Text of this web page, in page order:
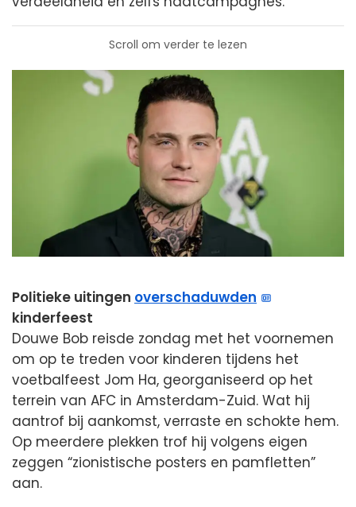
Scroll om verder te lezen
Politieke uitingen overschaduwden
kinderfeest
Douwe Bob reisde zondag met het voornemen
om op te treden voor kinderen tijdens het
voetbalfeest Jom Ha, georganiseerd op het
terrein van AFC in Amsterdam-Zuid. Wat hij
aantrof bij aankomst, verraste en schokte hem.
Op meerdere plekken trof hij volgens eigen
zeggen “zionistische posters en pamfletten”
aan.